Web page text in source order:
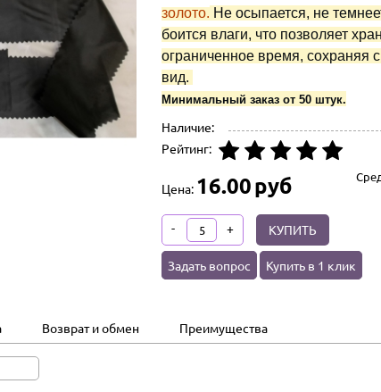
золото. Не осыпается, не
боится влаги, что позволяет
ограниченное время, сохраняя
вид.
Минимальный заказ от 50 штук.
Наличие:
Рейтинг:
Цена: 16.00руб
- + КУПИТЬ
Задать вопрос Купить в 1 клик
Возврат и обмен Преимущества